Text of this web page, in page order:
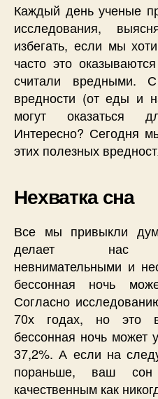
Каждый день ученые
исследования,
избегать, если мы
часто это
считали вредными.
вредности (от еды и
могут оказаться
Интересно? Сегодня
этих полезных
Нехватка сна
Все мы привыкли
делает нас
невнимательными и
бессонная ночь
Согласно
70х годах, но это
бессонная ночь может
37,2%. А если на
пораньше, ваш
качественным как